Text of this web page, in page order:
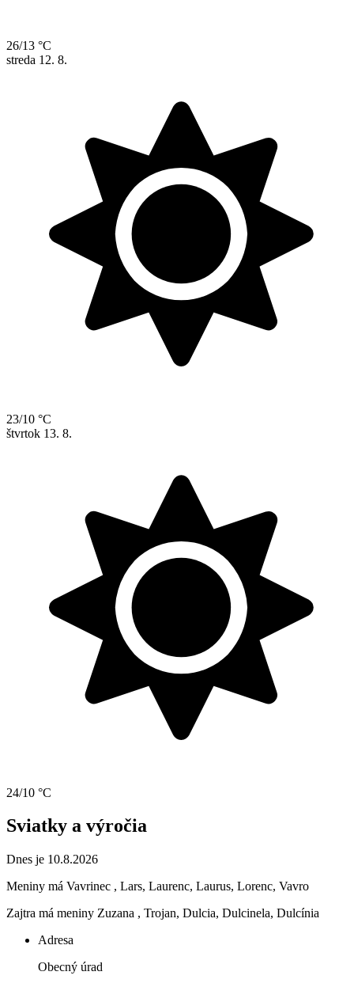
26/13 °C
streda 12. 8.
23/10 °C
štvrtok 13. 8.
24/10 °C
Sviatky a výročia
Dnes je 10.8.2026
Meniny má Vavrinec , Lars, Laurenc, Laurus, Lorenc, Vavro
Zajtra má meniny Zuzana , Trojan, Dulcia, Dulcinela, Dulcínia
Adresa
Obecný úrad